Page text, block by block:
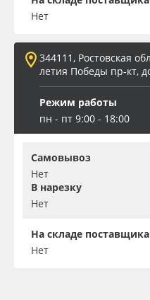
Нет
344111, Ростовская
летия Победы пр-кт,
Режим работы
пн - пт 9:00 - 18:00
Самовывоз
Нет
В нарезку
Нет
На складе поставщика
Нет